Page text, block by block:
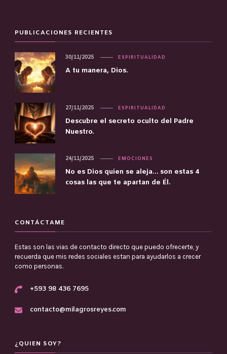
PUBLICACIONES RECIENTES
ESPIRITUALIDAD
A tu manera, Dios.
30/11/2025
ESPIRITUALIDAD
Descubre el secreto oculto del Padre
Nuestro.
27/11/2025
EMOCIONES
No es Dios quien se aleja… son estas 4
cosas las que te apartan de Él.
24/11/2025
CONTÁCTAME
Estas son las vias de contacto directo que puedo ofrecerte, y
recuerda que mis redes sociales estan para ayudarlos a crecer
como personas.
+593 98 436 7695
contacto@milagrosreyes.com
¿QUIEN SOY?